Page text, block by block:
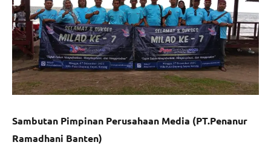
Sambutan Pimpinan Perusahaan Media (PT.Penanur
Ramadhani Banten)